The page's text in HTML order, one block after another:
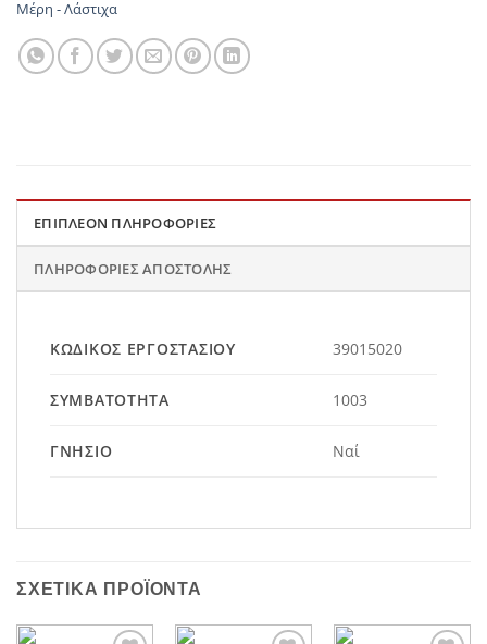
Μέρη - Λάστιχα
ΕΠΙΠΛΈΟΝ ΠΛΗΡΟΦΟΡΊΕΣ
ΠΛΗΡΟΦΟΡΊΕΣ ΑΠΟΣΤΟΛΉΣ
ΚΩΔΙΚΌΣ ΕΡΓΟΣΤΑΣΊΟΥ 39015020
ΣΥΜΒΑΤΌΤΗΤΑ 1003
ΓΝΉΣΙΟ Ναί
ΣΧΕΤΙΚΆ ΠΡΟΪΌΝΤΑ